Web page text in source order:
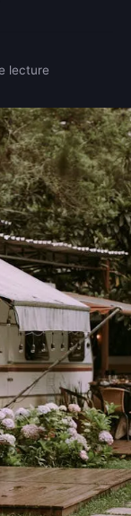
lecture